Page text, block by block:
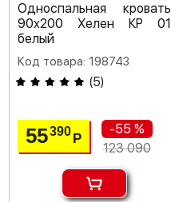
Односпальная кровать
90х200 Хелен КР 01
белый
Код товара: 198743
(5)
55390Р
-55 %
123 090